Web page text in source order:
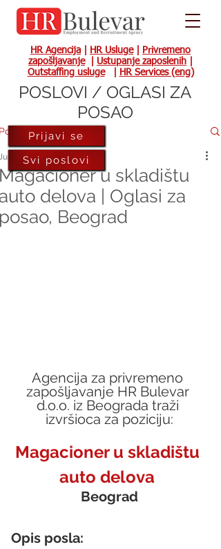
HR Agencija HR Usluge|
Privremeno
zapošljavanje| Ustupanje zaposlenih
Outstaffing usluge| HR Services (eng)
u skladištu
delova | Oglasi za
Beograd
29, 2022
Agencija za privremeno
zapošljavanje HR Bulevar
d.o.o. iz Beograda traži
izvršioca za poziciju:
Magacioner u skladištu
auto delova
Beograd
Opis posla:
Prijavi se
Svi poslovi
POSLOVI / OGLASI ZA
POSAO